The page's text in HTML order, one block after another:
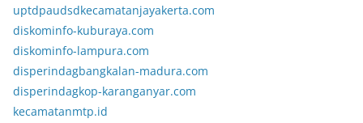
uptdpaudsdkecamatanjayakerta.com
diskominfo-kuburaya.com
diskominfo-lampura.com
disperindagbangkalan-madura.com
disperindagkop-karanganyar.com
kecamatanmtp.id